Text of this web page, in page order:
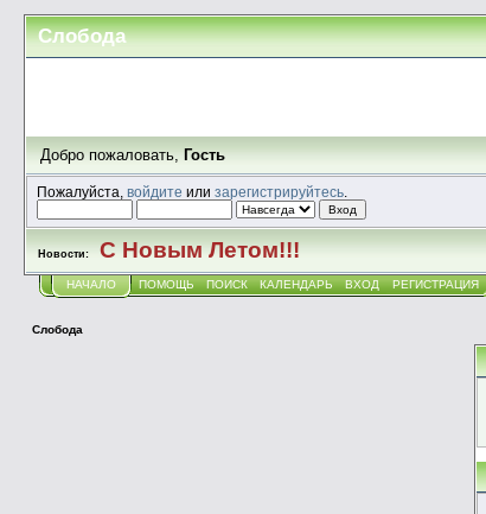
Слобода
Добро пожаловать,Гость
Пожалуйста,войдите илизарегистрируйтесь
Новости: С Новым Летом!!!
НАЧАЛО ПОМОЩЬ ПОИСК КАЛЕНДАРЬ ВХОД РЕГИСТРАЦИЯ
Слобода